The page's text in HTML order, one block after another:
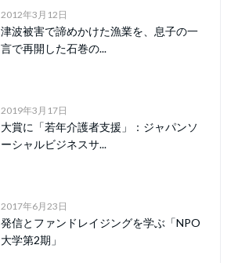
2012年3月12日
津波被害で諦めかけた漁業を、息子の一
言で再開した石巻の...
2019年3月17日
大賞に「若年介護者支援」：ジャパンソ
ーシャルビジネスサ...
2017年6月23日
発信とファンドレイジングを学ぶ「NPO
大学第2期」